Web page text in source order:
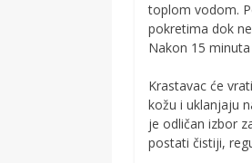
toplom vodom.
pokretima dok
Nakon 15
Krastavac će
kožu i uklanjaju
je odličan izbor
postati čistiji,